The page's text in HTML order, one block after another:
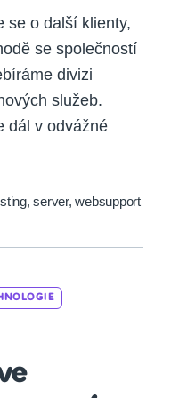
se o další klienty,
se společností
divizi
služeb.
dál v odvážné
,server,websupport